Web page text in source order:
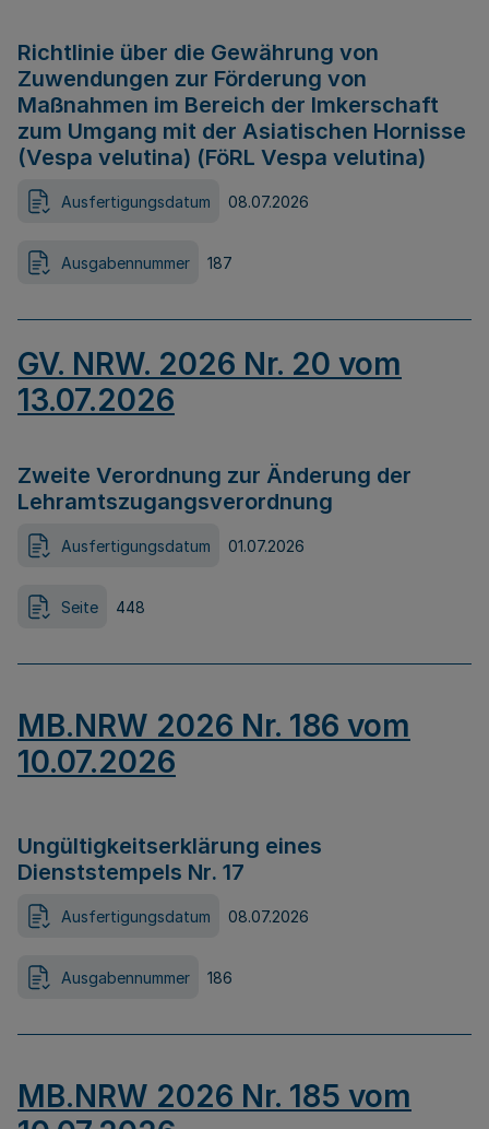
Richtlinie über die Gewährung von
Zuwendungen zur Förderung von
Maßnahmen im Bereich der Imkerschaft
zum Umgang mit der Asiatischen Hornisse
(Vespa velutina) (FöRL Vespa velutina)
Ausfertigungsdatum 08.07.2026
Ausgabennummer 187
GV. NRW. 2026 Nr. 20 vom
13.07.2026
Zweite Verordnung zur Änderung der
Lehramtszugangsverordnung
Ausfertigungsdatum 01.07.2026
Seite 448
MB.NRW 2026 Nr. 186 vom
10.07.2026
Ungültigkeitserklärung eines
Dienststempels Nr. 17
Ausfertigungsdatum 08.07.2026
Ausgabennummer 186
MB.NRW 2026 Nr. 185 vom